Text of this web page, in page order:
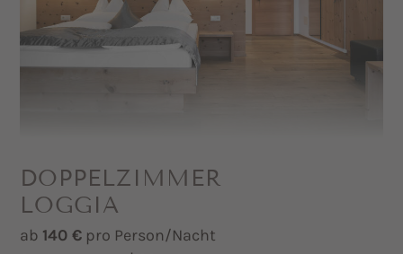
Badezimmer mit Dusche und WC
(z.T. separat), Föhn und Kosmetikspiegel
Sat-TV und Safe
DOPPELZIMMER
LOGGIA
ab 140 € pro Person/Nacht